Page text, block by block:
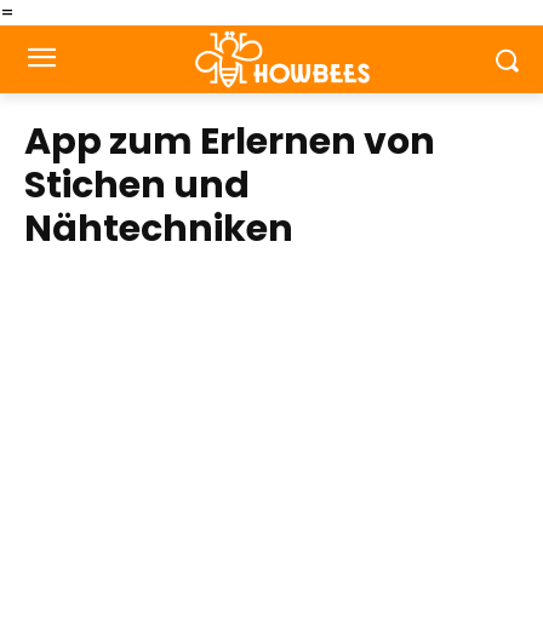
=
App zum Erlernen von
Stichen und
Nähtechniken